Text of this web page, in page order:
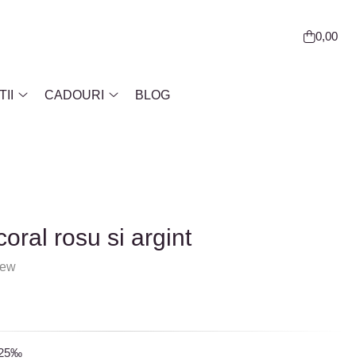
0,00
CADOURI BLOG
rosu si argint